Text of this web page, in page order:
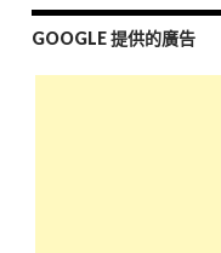
GOOGLE 提供的廣告